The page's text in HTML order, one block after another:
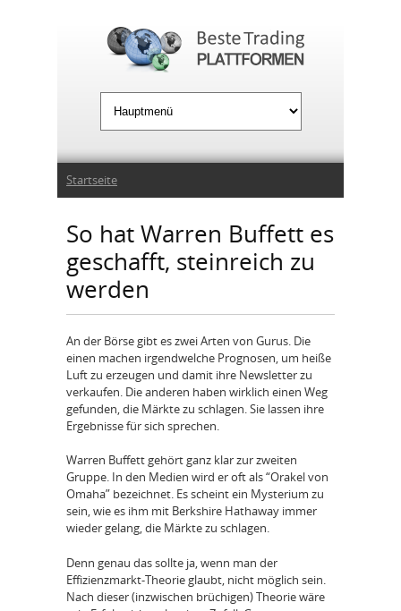
Sie sind hier
Startseite
So hat Warren Buffett es
geschafft, steinreich zu
werden
An der Börse gibt es zwei Arten von Gurus. Die
einen machen irgendwelche Prognosen, um heiße
Luft zu erzeugen und damit ihre Newsletter zu
verkaufen. Die anderen haben wirklich einen Weg
gefunden, die Märkte zu schlagen. Sie lassen ihre
Ergebnisse für sich sprechen.
Warren Buffett gehört ganz klar zur zweiten
Gruppe. In den Medien wird er oft als “Orakel von
Omaha” bezeichnet. Es scheint ein Mysterium zu
sein, wie es ihm mit Berkshire Hathaway immer
wieder gelang, die Märkte zu schlagen.
Denn genau das sollte ja, wenn man der
Effizienzmarkt-Theorie glaubt, nicht möglich sein.
Nach dieser (inzwischen brüchigen) Theorie wäre